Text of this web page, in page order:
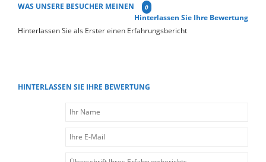
WAS UNSERE BESUCHER MEINEN 0
Hinterlassen Sie Ihre Bewertung
Hinterlassen Sie als Erster einen Erfahrungsbericht
HINTERLASSEN SIE IHRE BEWERTUNG